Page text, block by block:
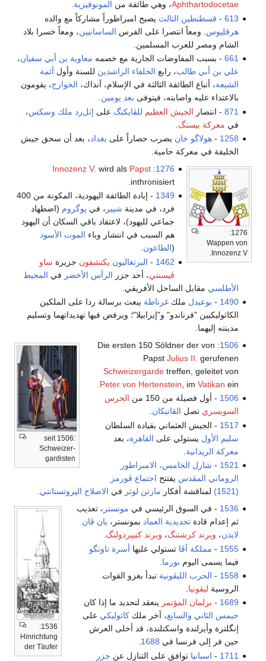
Aphthartodocetae، وهي طائفة من المونوفيزية.
613
- قسطنطين الثالث يصبح امبراطوراً مشاركاً مع والده
هرقليوس . ومعاً انتصرا على الفرس الساسانيين، ومعاً خسرا بلاد
الشام ومصر للعرب المسلمين.
661 - بسبب المفاوضات الجارية مع خصمه معاوية بن أبي سفيان،
علي بن أبي طالب، رابع الخلفاء الراشدين للسنة وأول أئمة
الشيعة، أتباع الطائفة الثالثة في الإسلام، آنذاك، الخوارج، يقومون
بالاعتداء عليه واصابته، فيتوفى بعد يومين
871 - انتصار الجيش العظيم للڤايكنگ على إثل‌رد ملك وسكس،
في معركة بيسنگ
1258
-هولاگو خان يضرب حصاراً على بغداد، بعد أن سحق جيش
الخليفة في معركة حامية.
1276:
Wappen von
Innozenz V.
1276
:
Innozenz V. wird als Papst
inthronisiert.
1349
- إبادة الطائفة اليهودية، المكونة من 400
فرد، في مدينة شپير ، في پوگروم (اضطهاد
جماعي لليهود)، لاعتقاد باقي السكان أن اليهود
هم السبب في انتشار وباء الموت الأسود
(الطاعون.
1462
- البرتغاليون يكتشفون جزيرة ساو
ڤيسنتي، أحد جزر الرأس الأخضر في المحيط
الأطلسي مقابل الساحل الأفريقي.
1490
- بوعبدل ملكغرناطة يبعث برسالة ردا على الملكين
الكاثوليكيين "فرناندو" و"إيزابيلا"؛ ويرفض فيها تهديداتهما وتسليم
مدينته إليهما.
seit 1506:
Schweizer­
gardisten
1506
: Die ersten 150 Söldner der von
Papst Julius II. gerufenen
Schweizergardetreffen, geleitet von
Peter von Hertenstein , im Vatikan ein.
1506 - أول فصيلة من 150 من
الحرس
السويسري تصل الڤاتيكان.
1517 - الجيش العثماني بقيادة السلطان
سليم الأول يستولي على القاهرة، بعد
معركة الريدانية
1521
- شارل الخامس، الامبراطور
الروماني المقدس يفتتح اجتماع ڤورمز
(1521)
لمناقشة أفكار مارتن لوثر في الاصلاح الپروتستانتي.
1536:
Hinrichtung
der Täufer
1536 - في السوق الرئيسي في مونستر ، تعذيب
ثم إعدام قادةتجديدية العماد بمونستر، يان ڤان
لايدن، وبرند كرشتنگ، وبرند كنيپردولنگ.
1555
- مملكة آڤا تستولي عليها أسرة تاونگو
فيما يسمى اليوم بورما
1558
- الحرب الليڤونية تبدأ بغزو القوات
الروسية ليڤونيا
1689
- برلمان المؤتمر ينعقد لتحديد ما إذا كان
جيمس الثاني والسابع، آخر ملككاثوليكي على
إنگلترة وأيرلندة واسكتلندة، قد أخلى العرش
حين فر إلى فرنسا في 1688
.
1711
- اسبانيا توافق على التنازل عن جزر